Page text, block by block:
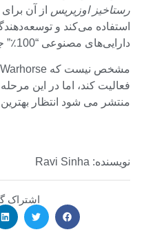
رستاخیز اوزیریس از آن
استفاده می‌کند و
دارایی‌های مصنوعی “100٪” جایگزین می‌شوند.
فعالیت کند، اما در این مرحله
منتشر می شود انتظار
نویسنده: Ravi Sinha
اشتراک